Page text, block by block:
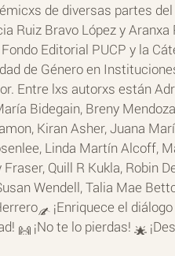
de diversas partes
Ruiz Bravo López y Aranxa
Editorial PUCP y la
de Género en
Entre lxs autorxs están
Bidegain, Breny
Kiran Asher, Juana
Linda Martín Alcoff,
Quill R Kukla, Robin
Wendell, Talia Mae
¡Enriquece el
¡No te lo pierdas!